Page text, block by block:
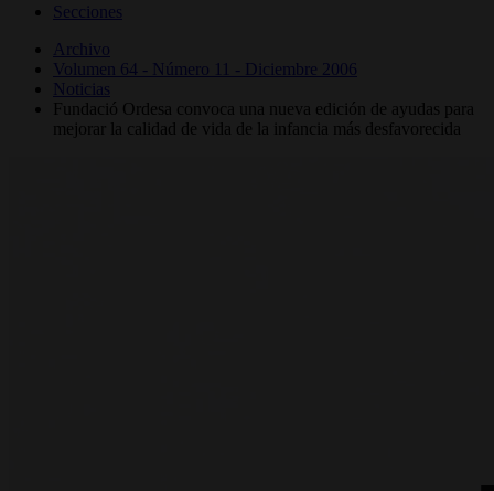
Secciones
Archivo
Volumen 64 - Número 11 - Diciembre 2006
Noticias
Fundació Ordesa convoca una nueva edición de ayudas para
mejorar la calidad de vida de la infancia más desfavorecida